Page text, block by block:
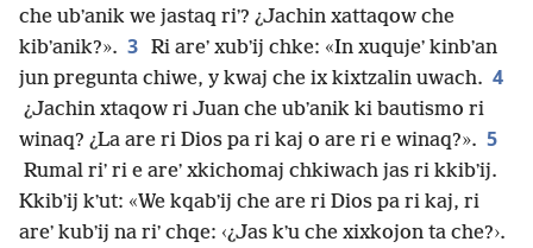
che ubʼanik we jastaq riʼ? ¿Jachin xattaqow che
kibʼanik?». 3 Ri areʼ xubʼij chke: «In xuqujeʼ kinbʼan
jun pregunta chiwe, y kwaj che ix kixtzalin uwach. 4
¿Jachin xtaqow ri Juan che ubʼanik ki bautismo ri
winaq? ¿La are ri Dios pa ri kaj o are ri e winaq?». 5
Rumal riʼ ri e areʼ xkichomaj chkiwach jas ri kkibʼij.
Kkibʼij kʼut: «We kqabʼij che are ri Dios pa ri kaj, ri
areʼ kubʼij na riʼ chqe: ‹¿Jas kʼu che xixkojon ta che?›.